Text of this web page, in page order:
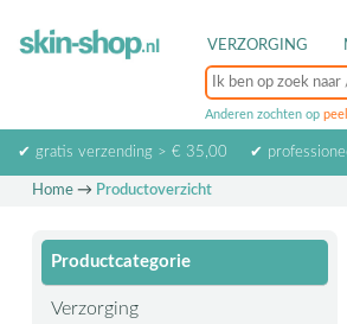
VERZORGING
Anderen zochten op
✔ gratis verzending > € 35,00 ✔
Home→ Productoverzicht
Productcategorie
Verzorging